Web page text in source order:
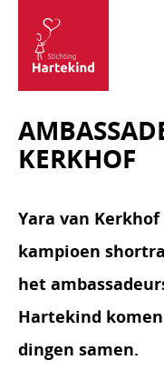
Sla navigatie
Stichting
Hartekind
KERKHOF
Yara van
kampioen
het
Hartekind
dingen samen.